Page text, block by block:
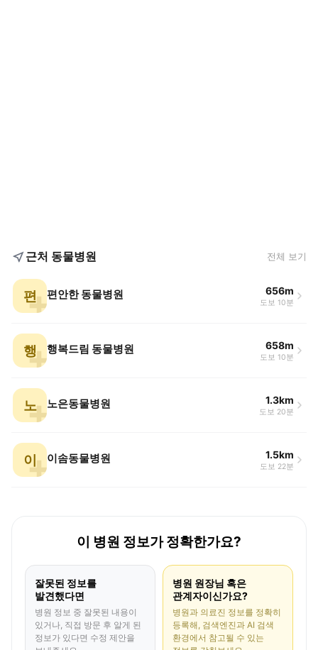
근처 동물병원 전체 보기
편 편안한 동물병원 656m
도보 10분
행 행복드림 동물병원 658m
도보 10분
노 노은동물병원 1.3km
도보 20분
이 이솜동물병원 1.5km
도보 22분
이 병원 정보가 정확한가요?
잘못된 정보를
발견했다면
병원 정보 중 잘못된 내용이
있거나, 직접 방문 후 알게 된
정보가 있다면 수정 제안을
병원 원장님 혹은
관계자이신가요?
병원과 의료진 정보를 정확히
등록해, 검색엔진과 AI 검색
환경에서 참고될 수 있는